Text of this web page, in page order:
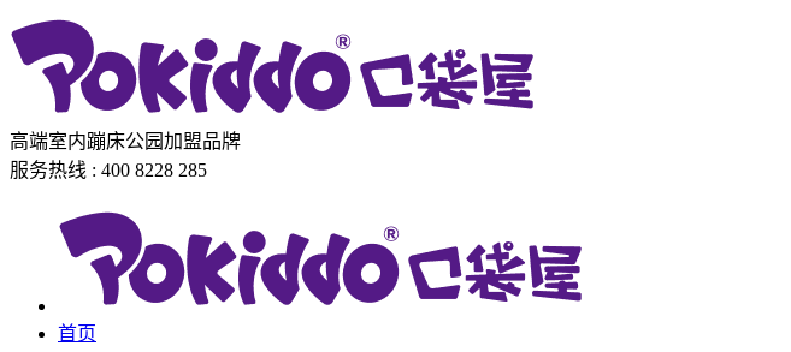
高端室内蹦床公园加盟品牌
服务热线 : 400 8228 285
首页